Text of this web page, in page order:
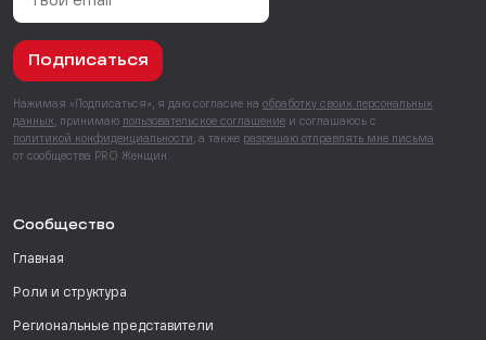
Подписаться
Нажимая «Подписаться», я даю согласие на обработку своих персональных
данных , принимаю пользовательское соглашение и соглашаюсь с
политикой конфиденциальности , а также разрешаю отправлять мне письма
от сообщества PRO Женщин.
Сообщество
Главная
Роли и структура
Региональные представители